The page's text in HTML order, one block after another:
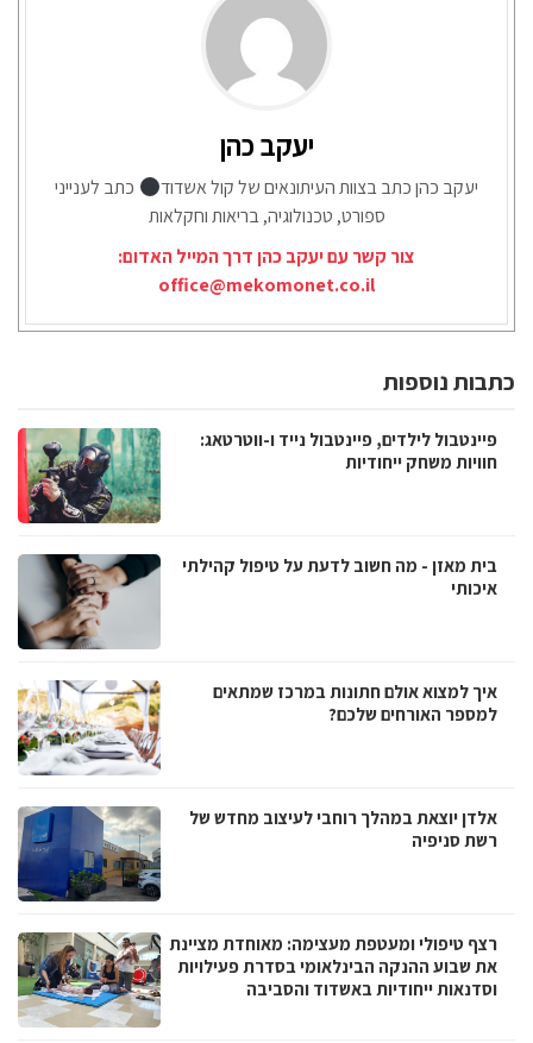
יעקב כהן
יעקב כהן כתב בצוות העיתונאים של קול אשדוד
כתב לענייני
ספורט, טכנולוגיה, בריאות וחקלאות
צור קשר עם יעקב כהן דרך המייל האדום:
office@mekomonet.co.il
כתבות נוספות
פיינטבול לילדים, פיינטבול נייד ו-ווטרטאג:
חוויות משחק ייחודיות
בית מאזן - מה חשוב לדעת על טיפול קהילתי
איכותי
איך למצוא אולם חתונות במרכז שמתאים
למספר האורחים שלכם?
אלדן יוצאת במהלך רוחבי לעיצוב מחדש של
רשת סניפיה
רצף טיפולי ומעטפת מעצימה: מאוחדת מציינת
את שבוע ההנקה הבינלאומי בסדרת פעילויות
וסדנאות ייחודיות באשדוד והסביבה